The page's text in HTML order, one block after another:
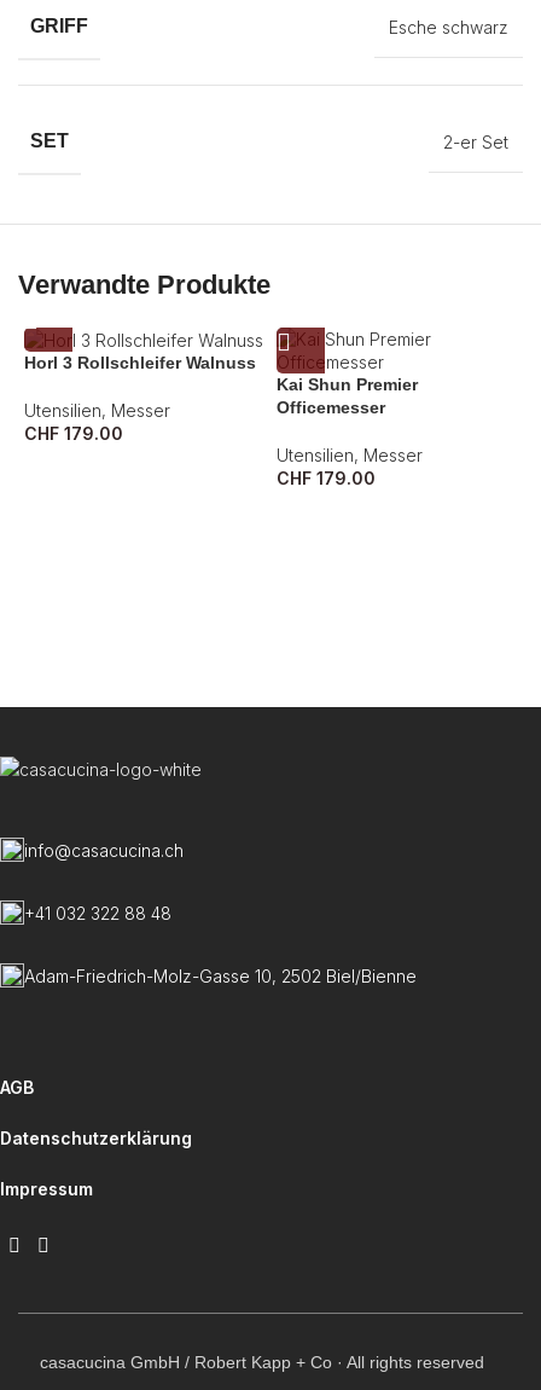
GRIFF Esche schwarz
SET 2-er Set
Verwandte Produkte
Horl 3 Rollschleifer Walnuss
Utensilien, Messer
CHF 179.00
Kai Shun Premier
Officemesser
Utensilien, Messer
CHF 179.00
info@casacucina.ch
+41 032 322 88 48
Adam-Friedrich-Molz-Gasse 10, 2502 Biel/Bienne
AGB
Datenschutzerklärung
Impressum
casacucina GmbH / Robert Kapp + Co · All rights reserved